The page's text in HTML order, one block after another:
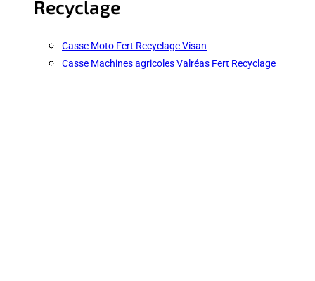
Recyclage
Casse Moto Fert Recyclage Visan
Casse Machines agricoles Valréas Fert Recyclage